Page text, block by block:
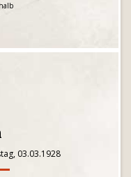
03.03.1928